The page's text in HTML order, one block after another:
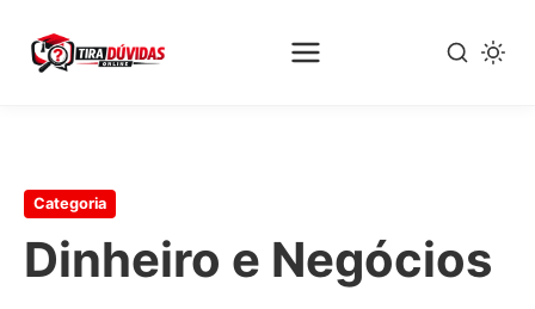
conteúdo
principal
Categoria
Dinheiro e Negócios